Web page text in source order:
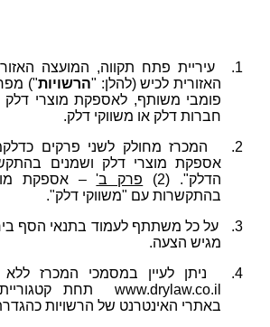
1.
עיריית פתח תקווה, המועצה
האזורית לכיש (להלן: "הרשויות")
פומבי משותף, לאספקת מוצרי דלק
חברות דלק או משווקי דלק.
2.
המכרז מחולק לשני פרקים
אספקת מוצרי דלק ושמנים
הדלק". (2)
פרק ב'– אספקת
בהתקשרות עם "משווקי דלק".
3.
על כל משתתף לעמוד בתנאי הסף
מגיש הצעה.
4.
ניתן לעיין במסמכי המכרז
www.drylaw.co.il
תחת
באתרי האינטרנט של הרשויות